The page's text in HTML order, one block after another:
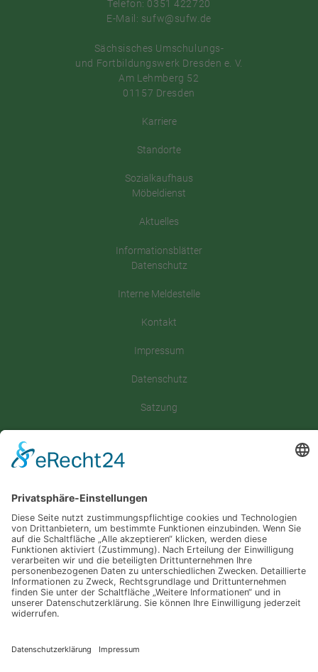
Telefon: 0351 422720
E-Mail: sufw@sufw.de
Sächsisches Umschulungs-
und Fortbildungswerk Dresden e. V.
Am Lehmberg 52
01157 Dresden
Karriere
Standorte
Sozialkaufhaus
Möbeldienst
Aktuelles
Informationsblätter
Datenschutz
Interne Meldestelle
Kontakt
Impressum
Datenschutz
Satzung
Spenden